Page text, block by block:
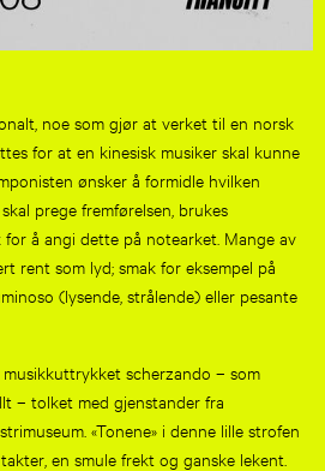
noe som gjør at verket til en norsk
for at en kinesisk musiker skal kunne
ønsker å formidle hvilken
prege fremførelsen, brukes
å angi dette på notearket. Mange av
rent som lyd; smak for eksempel på
(lysende, strålende) eller pesante
scherzando – som
– tolket med gjenstander fra
«Tonene» i denne lille strofen
en smule frekt og ganske lekent.